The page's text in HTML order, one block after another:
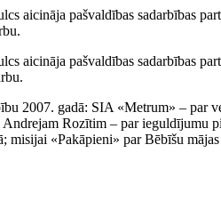
aicināja pašvaldības sadarbības
aicināja pašvaldības sadarbības
2007. gadā: SIA «Metrum» –
Rozītim – par ieguldījumu
«Pakāpieni» par Bēbīšu